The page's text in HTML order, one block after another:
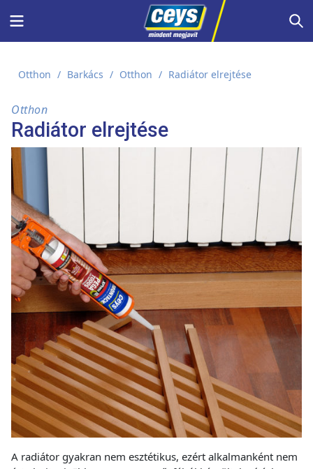
Menu
Otthon / Barkács / Otthon / Radiátor elrejtése
Otthon
Radiátor elrejtése
A radiátor gyakran nem esztétikus, ezért alkalmanként nem